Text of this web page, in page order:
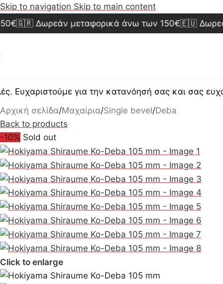
Skip to navigation Skip to main content
Δωρεάν μεταφορικά άνω των 150€🇪🇺 Δωρεάν
για την κατανόησή σας και σας
Αρχική σελίδα/Μαχαίρια/Single bevel/Deba
Back to products
-10% Sold out
Click to enlarge